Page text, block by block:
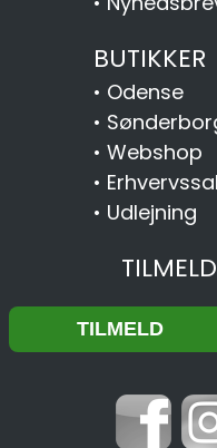
BUTIKKER
• Odense
•
• Webshop
•
• Udlejning